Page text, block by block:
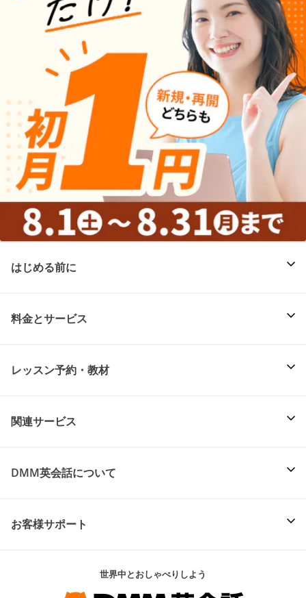
はじめる前に
料金とサービス
レッスン予約・教材
関連サービス
DMM英会話について
お客様サポート
世界中とおしゃべりしよう